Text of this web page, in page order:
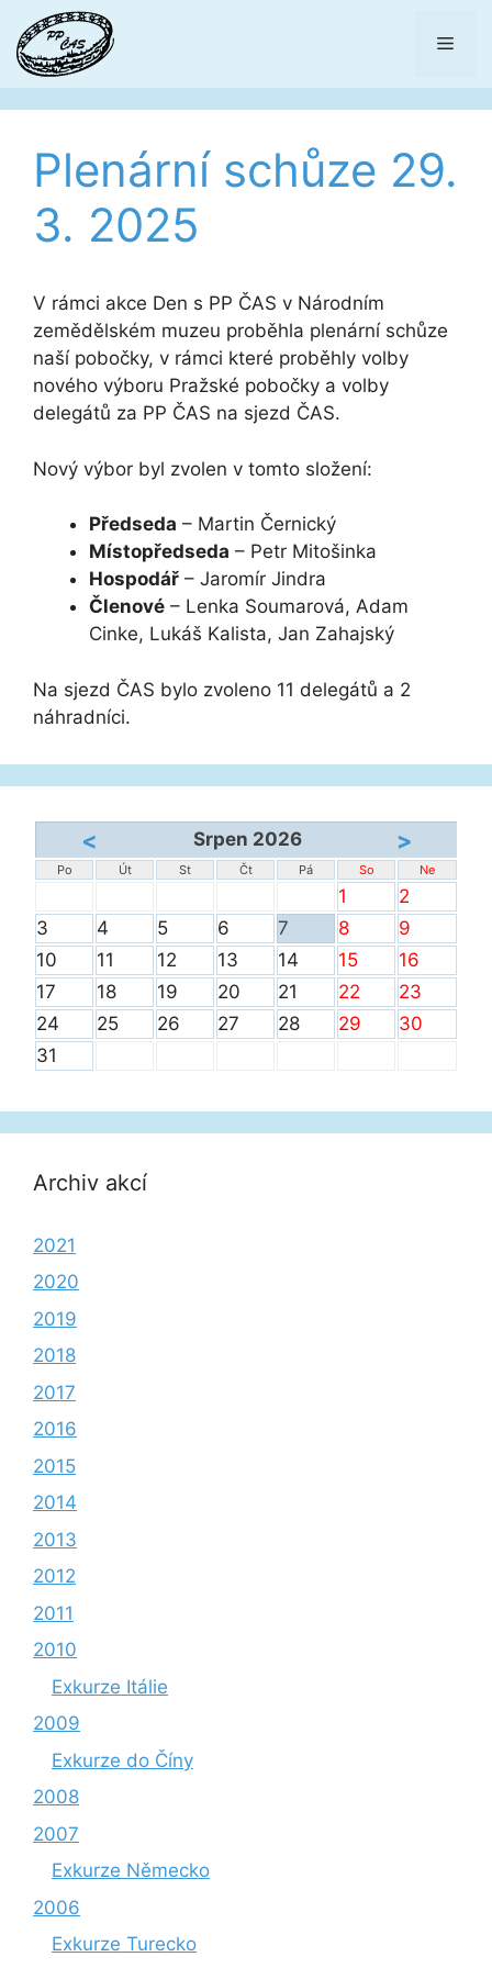
Přeskočit
na
obsah
Plenární schůze 29.
3. 2025
V rámci akce Den s PP ČAS v Národním
zemědělském muzeu proběhla plenární schůze
naší pobočky, v rámci které proběhly volby
nového výboru Pražské pobočky a volby
delegátů za PP ČAS na sjezd ČAS.
Nový výbor byl zvolen v tomto složení:
Předseda – Martin Černický
Místopředseda – Petr Mitošinka
Hospodář – Jaromír Jindra
Členové – Lenka Soumarová, Adam
Cinke, Lukáš Kalista, Jan Zahajský
Na sjezd ČAS bylo zvoleno 11 delegátů a 2
náhradníci.
< Srpen 2026 >
Po Út St Čt Pá So Ne
1
2
3
4 5 6 7 8
9
10
11 12 13 14 15
16
17
18 19 20 21 22
23
24
25 26 27 28 29
30
31
Archiv akcí
2021
2020
2019
2018
2017
2016
2015
2014
2013
2012
2011
2010
Exkurze Itálie
2009
Exkurze do Číny
2008
2007
Exkurze Německo
2006
Exkurze Turecko